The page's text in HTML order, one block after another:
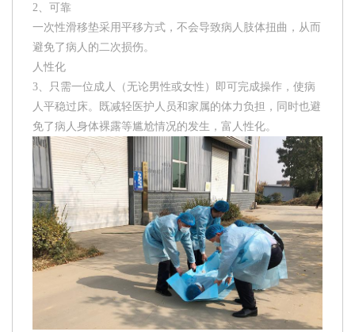
2、可靠
一次性滑移垫采用平移方式，不会导致病人肢体扭曲，从而
避免了病人的二次损伤。
人性化
3、只需一位成人（无论男性或女性）即可完成操作，使病
人平稳过床。既减轻医护人员和家属的体力负担，同时也避
免了病人身体裸露等尴尬情况的发生，富人性化。